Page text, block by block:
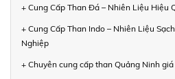
+ Cung Cấp Than Đá – Nhiên Liệu Hiệu
+ Cung Cấp Than Indo – Nhiên Liệu
Nghiệp
+ Chuyên cung cấp than Quảng Ninh